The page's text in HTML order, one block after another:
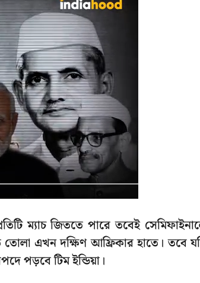
ম্যাচ জিততে পারে তবেই
তোলা এখন দক্ষিণ আফ্রিকার হাতে। তবে
পড়বে টিম ইন্ডিয়া।